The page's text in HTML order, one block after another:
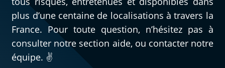
plus d’une centaine de localisations à travers la
France. Pour toute question, n’hésitez pas à
consulter notre section aide, ou contacter notre
équipe. ✌️